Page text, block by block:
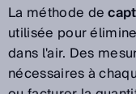
La méthode de
utilisée pour
dans l'air. Des
nécessaires à